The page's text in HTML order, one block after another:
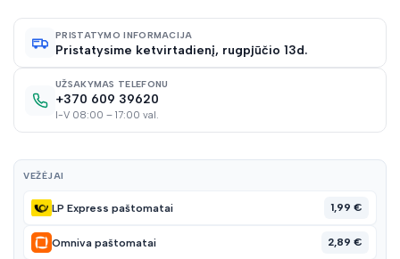
PRISTATYMO INFORMACIJA
Pristatysime ketvirtadienį, rugpjūčio 13d.
UŽSAKYMAS TELEFONU
+370 609 39620
I-V 08:00 – 17:00 val.
VEŽĖJAI
LP Express paštomatai 1,99 €
Omniva paštomatai 2,89 €